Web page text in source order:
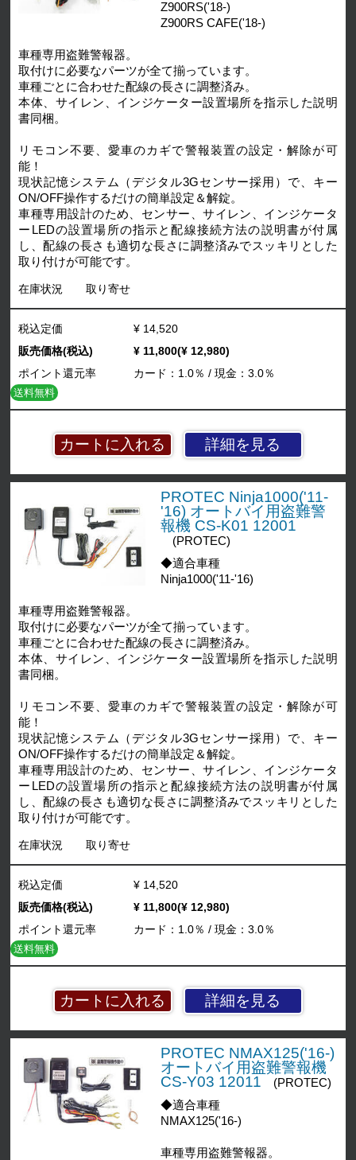
Z900RS('18-)
Z900RS CAFE('18-)
車種専用盗難警報器。
取付けに必要なパーツが全て揃っています。
車種ごとに合わせた配線の長さに調整済み。
本体、サイレン、インジケーター設置場所を指示した説明
書同梱。
リモコン不要、愛車のカギで警報装置の設定・解除が可
能！
現状記憶システム（デジタル3Gセンサー採用）で、キー
ON/OFF操作するだけの簡単設定＆解錠。
車種専用設計のため、センサー、サイレン、インジケータ
ーLEDの設置場所の指示と配線接続方法の説明書が付属
し、配線の長さも適切な長さに調整済みでスッキリとした
取り付けが可能です。
在庫状況 取り寄せ
詳細を見る
税込定価
¥ 14,520
販売価格(税込)
¥ 11,800(¥ 12,980)
ポイント還元率
カード：1.0％ / 現金：3.0％
送料無料
PROTEC Ninja1000('11-
'16) オートバイ用盗難警
報機 CS-K01 12001
(PROTEC)
◆適合車種
Ninja1000('11-'16)
車種専用盗難警報器。
取付けに必要なパーツが全て揃っています。
車種ごとに合わせた配線の長さに調整済み。
本体、サイレン、インジケーター設置場所を指示した説明
書同梱。
リモコン不要、愛車のカギで警報装置の設定・解除が可
能！
現状記憶システム（デジタル3Gセンサー採用）で、キー
ON/OFF操作するだけの簡単設定＆解錠。
車種専用設計のため、センサー、サイレン、インジケータ
ーLEDの設置場所の指示と配線接続方法の説明書が付属
し、配線の長さも適切な長さに調整済みでスッキリとした
取り付けが可能です。
在庫状況 取り寄せ
詳細を見る
税込定価
¥ 14,520
販売価格(税込)
¥ 11,800(¥ 12,980)
ポイント還元率
カード：1.0％ / 現金：3.0％
送料無料
PROTEC NMAX125('16-)
オートバイ用盗難警報機
CS-Y03 12011
(PROTEC)
◆適合車種
NMAX125('16-)
車種専用盗難警報器。